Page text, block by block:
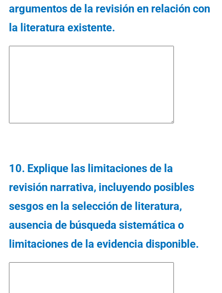
argumentos de la revisión en relación con
la literatura existente.
10. Explique las limitaciones de la
revisión narrativa, incluyendo posibles
sesgos en la selección de literatura,
ausencia de búsqueda sistemática o
limitaciones de la evidencia disponible.